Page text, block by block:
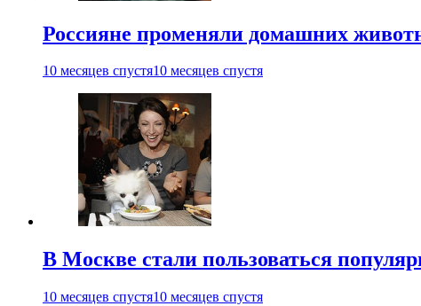
Россияне променяли домашних
10 месяцев спустя10 месяцев спустя
В Москве стали пользоваться
10 месяцев спустя10 месяцев спустя